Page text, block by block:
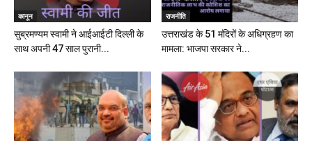
कानून
सुब्रमण्यम स्वामी ने आईआईटी दिल्ली के
साथ अपनी 47 साल पुरानी...
राजनीति
उत्तराखंड के 51 मंदिरों के अधिग्रहण का
मामला: भाजपा सरकार ने...